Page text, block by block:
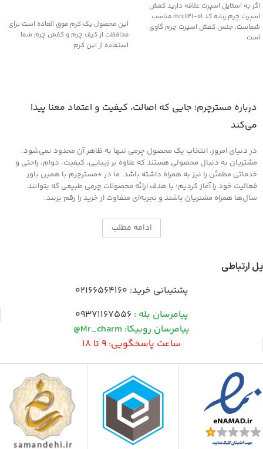
اگر به استایل اسپرت علاقه دارید کفش
اسپرت چرم زنانه کد mrc1121-01 مناسب
شماست. جنس کفش اسپرت چرم گاوی
است
این محصول یک کرم فوق العاده است برای
محافظت از کیف چرم و کفش چرم شما.
استفاده از این کرم
درباره مسترچرم؛ جایی که اصالت، کیفیت و اعتماد معنا پیدا
می‌کند
در دنیای امروز، انتخاب یک محصول چرمی تنها به ظاهر آن محدود نمی‌شود.
مشتریان به دنبال محصولی هستند که علاوه بر زیبایی، کیفیت، دوام، راحتی و
خدماتی مطمئن را نیز به همراه داشته باشد. ما در *مسترچرم با همین باور
فعالیت خود را آغاز کردیم؛ با هدف ارائه محصولات چرمی طبیعی که بتوانند
سال‌ها همراه مشتریان باشند و تجربه‌ای متفاوت از خرید را رقم بزنند.
ادامه مطلب
پل ارتباطی
پشتیبانی خرید: 02166564160
پیامرسان بله : 09371167556
پیامرسان روبیکا: Mr_charm@
ساعت پاسخگویی: 9 تا 18